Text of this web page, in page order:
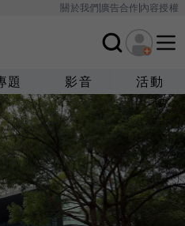
關於我們廣告合作內容授權
題 影音 活動